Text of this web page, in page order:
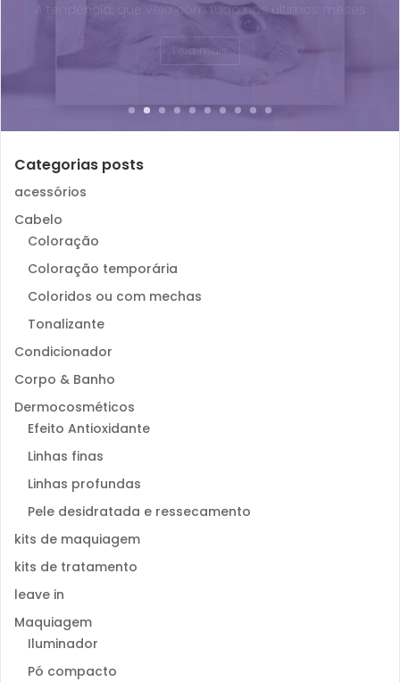
A luta dos grupos de apoio e respeito aos direitos
Leia mais
Categorias posts
acessórios
Cabelo
Coloração
Coloração temporária
Coloridos ou com mechas
Tonalizante
Condicionador
Corpo & Banho
Dermocosméticos
Efeito Antioxidante
Linhas finas
Linhas profundas
Pele desidratada e ressecamento
kits de maquiagem
kits de tratamento
leave in
Maquiagem
Iluminador
Pó compacto